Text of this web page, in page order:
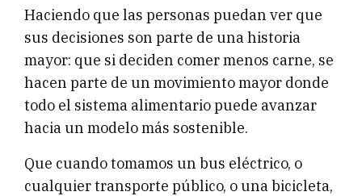
Haciendo que las personas puedan ver que
sus decisiones son parte de una historia
mayor: que si deciden comer menos carne, se
hacen parte de un movimiento mayor donde
todo el sistema alimentario puede avanzar
hacia un modelo más sostenible.
Que cuando tomamos un bus eléctrico, o
cualquier transporte público, o una bicicleta,